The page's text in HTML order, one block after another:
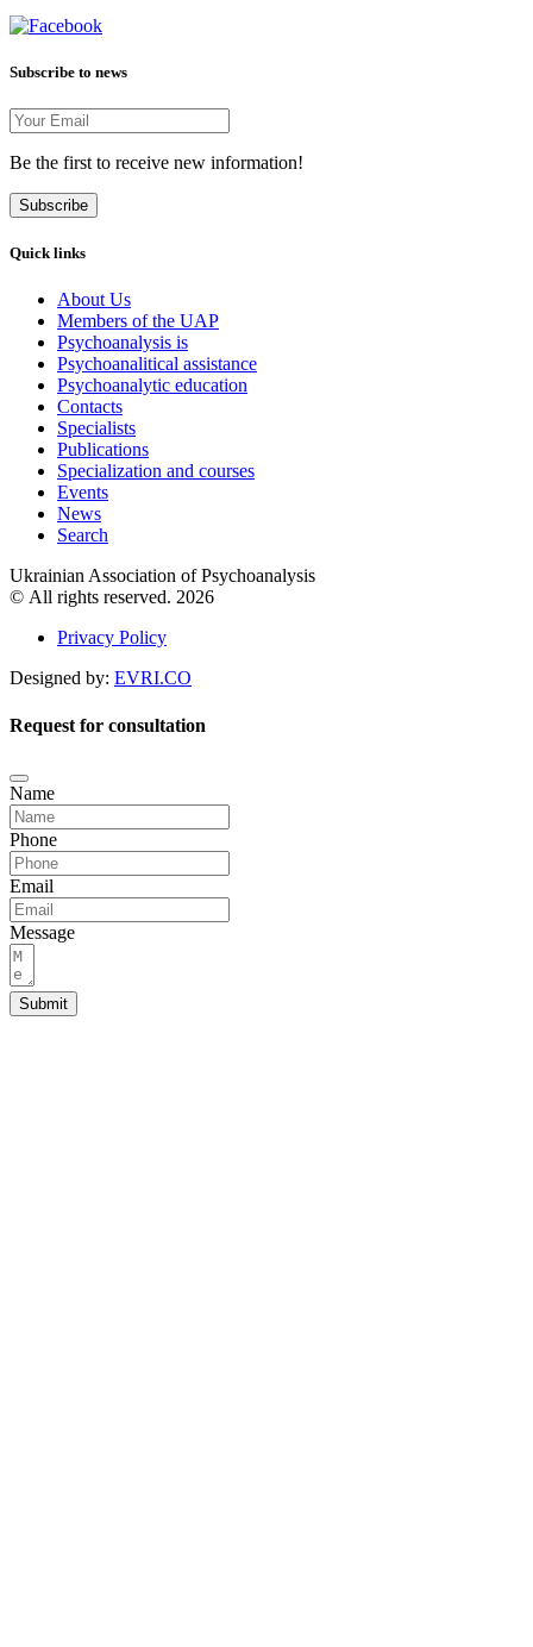
Subscribe to news
Be the first to receive new information!
Subscribe
Quick links
About Us
Members of the UAP
Psychoanalysis is
Psychoanalitical assistance
Psychoanalytic education
Contacts
Specialists
Publications
Specialization and courses
Events
News
Search
Ukrainian Association of Psychoanalysis
© All rights reserved. 2026
Privacy Policy
Designed by: EVRI.CO
Request for consultation
Name
Phone
Email
Message
Submit